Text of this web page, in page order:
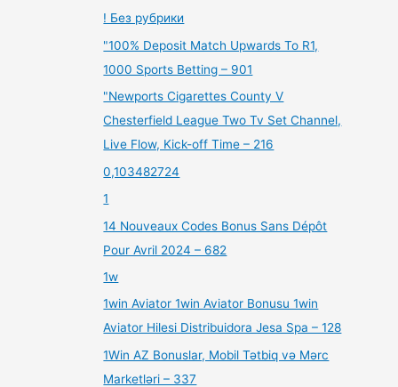
! Без рубрики
"100% Deposit Match Upwards To R1,
1000 Sports Betting – 901
"Newports Cigarettes County V
Chesterfield League Two Tv Set Channel,
Live Flow, Kick-off Time – 216
0,103482724
1
14 Nouveaux Codes Bonus Sans Dépôt
Pour Avril 2024 – 682
1w
1win Aviator 1win Aviator Bonusu 1win
Aviator Hilesi Distribuidora Jesa Spa – 128
1Win AZ Bonuslar, Mobil Tətbiq və Mərc
Marketləri – 337